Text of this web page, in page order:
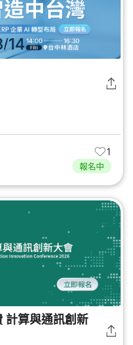
1
報名中
計算與通訊創新